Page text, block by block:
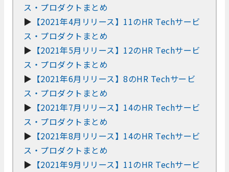
ス・プロダクトまとめ
▶ 【2021年4月リリース】11のHR Techサービ
ス・プロダクトまとめ
▶ 【2021年5月リリース】12のHR Techサービ
ス・プロダクトまとめ
▶ 【2021年6月リリース】8のHR Techサービ
ス・プロダクトまとめ
▶ 【2021年7月リリース】14のHR Techサービ
ス・プロダクトまとめ
▶ 【2021年8月リリース】14のHR Techサービ
ス・プロダクトまとめ
▶ 【2021年9月リリース】11のHR Techサービ